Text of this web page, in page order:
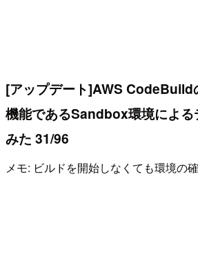
[アップデート]AWS CodeBuild
機能であるSandbox環境による
みた 31/96
メモ: ビルドを開始しなくても環境の